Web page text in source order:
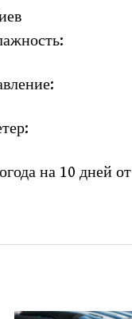
на 10 дней от